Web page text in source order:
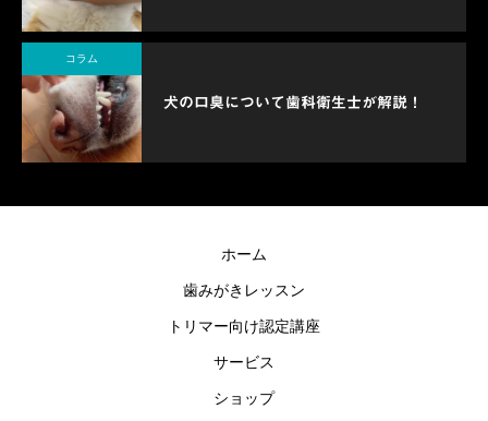
コラム
犬の口臭について歯科衛生士が解説！
ホーム
歯みがきレッスン
トリマー向け認定講座
サービス
ショップ